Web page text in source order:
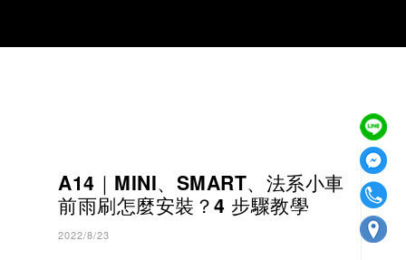
A14｜MINI、SMART、法系小車
前雨刷怎麼安裝？4 步驟教學
2022/8/23